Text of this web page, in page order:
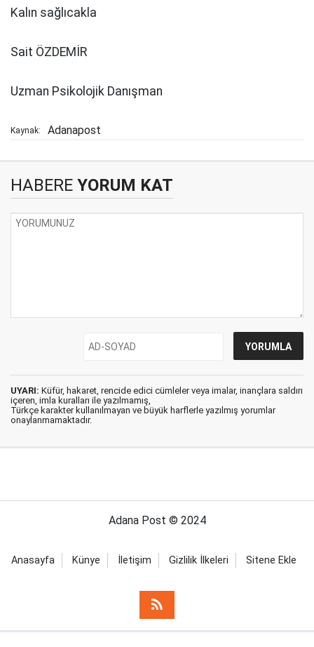
Kalın sağlıcakla
Sait ÖZDEMİR
Uzman Psikolojik Danışman
Kaynak: Adanapost
HABERE YORUM KAT
UYARI: Küfür, hakaret, rencide edici cümleler veya imalar, inançlara saldırı
içeren, imla kuralları ile yazılmamış,
Türkçe karakter kullanılmayan ve büyük harflerle yazılmış yorumlar
onaylanmamaktadır.
Adana Post © 2024
Anasayfa Künye İletişim Gizlilik İlkeleri Sitene Ekle